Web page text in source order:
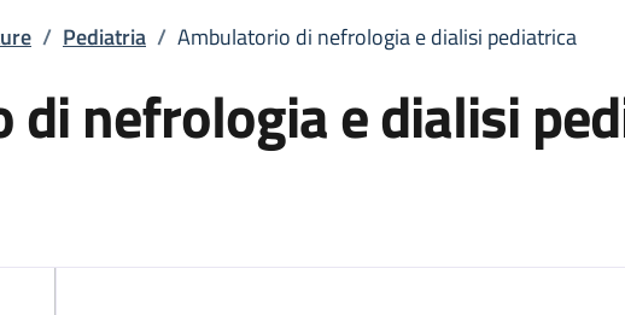
/ Pediatria / Ambulatorio di nefrologia e dialisi pediatrica
nefrologia e dialisi